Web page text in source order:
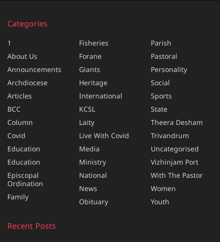
Categories
1
About Us
Announcements
Archdiocese
Articles
BCC
Column
Covid
Education
Education
Episcopal
Ordination
Family
Fisheries
Forane
Giants
Heritage
International
KCSL
Laity
Live With Covid
Media
Ministry
National
News
Obituary
Parish
Pastoral
Personality
Social
Sports
State
Theera Desham
Trivandrum
Uncategorised
Vizhinjam Port
With The Pastor
Women
Youth
Recent Posts